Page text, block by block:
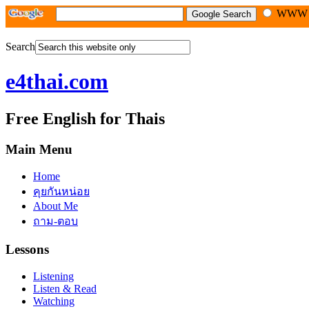
WWW
Search
e4thai.com
Free English for Thais
Main Menu
Home
คุยกันหน่อย
About Me
ถาม-ตอบ
Lessons
Listening
Listen & Read
Watching